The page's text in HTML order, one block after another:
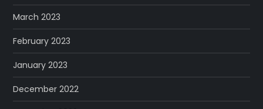
March 2023
February 2023
January 2023
December 2022